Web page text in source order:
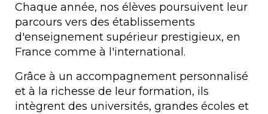
Chaque année, nos élèves poursuivent leur
parcours vers des établissements
d'enseignement supérieur prestigieux, en
France comme à l'international.
Grâce à un accompagnement personnalisé
et à la richesse de leur formation, ils
intègrent des universités, grandes écoles et